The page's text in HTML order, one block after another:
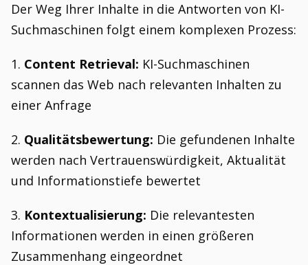
Der Weg Ihrer Inhalte in die Antworten von KI-
Suchmaschinen folgt einem komplexen Prozess:
1. Content Retrieval: KI-Suchmaschinen
scannen das Web nach relevanten Inhalten zu
einer Anfrage
2. Qualitätsbewertung: Die gefundenen Inhalte
werden nach Vertrauenswürdigkeit, Aktualität
und Informationstiefe bewertet
3. Kontextualisierung: Die relevantesten
Informationen werden in einen größeren
Zusammenhang eingeordnet